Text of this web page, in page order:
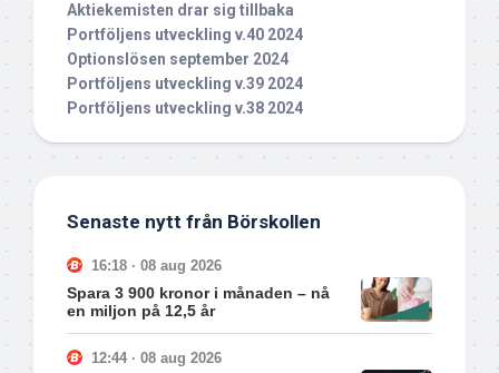
Aktiekemisten drar sig tillbaka
Portföljens utveckling v.40 2024
Optionslösen september 2024
Portföljens utveckling v.39 2024
Portföljens utveckling v.38 2024
Senaste nytt från Börskollen
16:18 · 08 aug 2026
Spara 3 900 kronor i månaden – nå
en miljon på 12,5 år
12:44 · 08 aug 2026